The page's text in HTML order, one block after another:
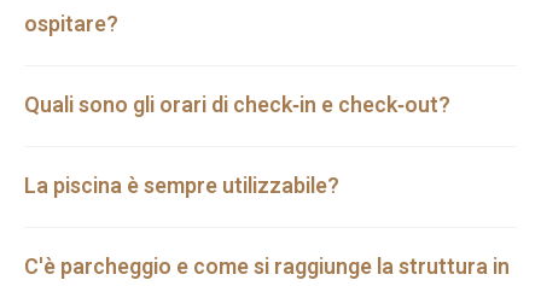
ospitare?
Quali sono gli orari di check‑in e check‑out?
La piscina è sempre utilizzabile?
C'è parcheggio e come si raggiunge la struttura in